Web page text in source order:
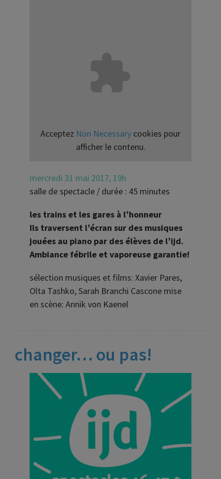
Acceptez Non Necessary cookies pour
afficher le contenu.
mercredi 31 mai 2017, 19h
salle de spectacle / durée : 45 minutes
les trains et les gares à l’honneur
Ils traversent l’écran sur des musiques
jouées au piano par des élèves de l’ijd.
Ambiance fébrile et vaporeuse garantie!
sélection musiques et films: Xavier Pares,
Olta Tashko, Sarah Branchi Cascone mise
en scène: Annik von Kaenel
changer… ou pas!